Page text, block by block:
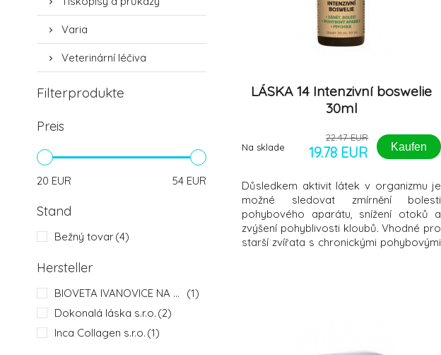
Varia
Veterinární léčiva
Filterprodukte
Preis
20 EUR 54 EUR
Stand
Bežný tovar(4)
Hersteller
BIOVETA IVANOVICE NA HANE
(1)
Dokonalá láska s.r.o. (2)
Inca Collagen s.r.o. (1)
LÁSKA 14 Intenzivní boswelie
30ml
Na sklade
22.47 EUR
19.78 EUR Kaufen
Důsledkem aktivit látek v organizmu je
možné sledovat zmírnění bolesti
pohybového aparátu, snížení otoků a
zvýšení pohyblivosti kloubů. Vhodné pro
starší zvířata s chronickými pohybovými